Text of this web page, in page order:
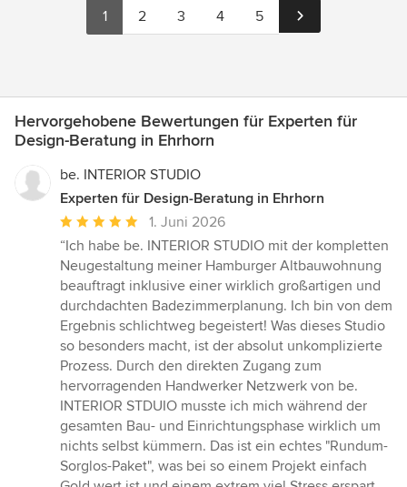
1 2 3 4 5
Hervorgehobene Bewertungen für Experten für
Design-Beratung in Ehrhorn
be. INTERIOR STUDIO
Experten für Design-Beratung in Ehrhorn
Durchschnittliche
Bewertung:
5
von
5
Sternen
1. Juni 2026
“Ich habe be. INTERIOR STUDIO mit der kompletten
Neugestaltung meiner Hamburger Altbauwohnung
beauftragt inklusive einer wirklich großartigen und
durchdachten Badezimmerplanung. Ich bin von dem
Ergebnis schlichtweg begeistert! Was dieses Studio
so besonders macht, ist der absolut unkomplizierte
Prozess. Durch den direkten Zugang zum
hervorragenden Handwerker Netzwerk von be.
INTERIOR STDUIO musste ich mich während der
gesamten Bau- und Einrichtungsphase wirklich um
nichts selbst kümmern. Das ist ein echtes "Rundum-
Sorglos-Paket", was bei so einem Projekt einfach